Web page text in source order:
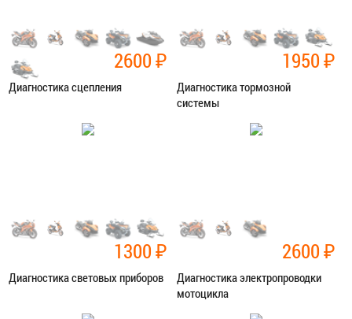
2600₽
Диагностика сцепления
Диагностика
1950₽
Диагностика тормозной
системы
Диагностика
1300₽
Диагностика световых приборов
Диагностика
2600₽
Диагностика электропроводки
мотоцикла
Диагностика